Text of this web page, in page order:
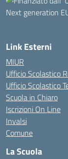
Link Esterni
MIUR
Ufficio Scolastico
Ufficio Scolastico
Scuola in Chiaro
Iscrizioni On Line
Invalsi
Comune
La Scuola